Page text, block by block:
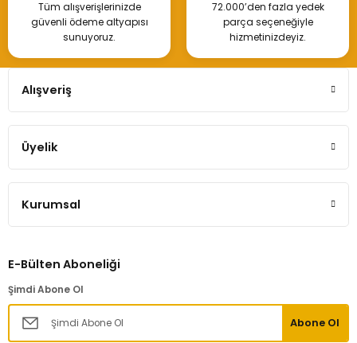
3.500,00 TL
Hemen İncele
Dacia Sandero Stepway Ön Tampon
Hemen İncele
Tüm alışverişlerinizde
güvenli ödeme altyapısı
sunuyoruz.
72.000’den fazla yedek
parça seçeneğiyle
hizmetinizdeyiz.
Alışveriş
Üyelik
Kurumsal
E-Bülten Aboneliği
Şimdi Abone Ol
Abone Ol